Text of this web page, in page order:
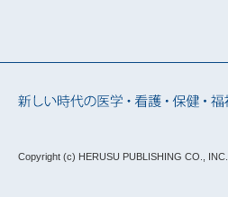
Copyright (c) HERUSU PUBLISHING CO., INC.